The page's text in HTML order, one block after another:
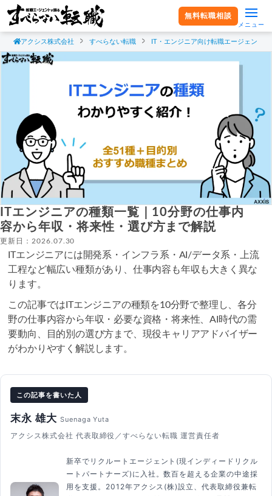
無料転職相談
メニュー
アクシス株式会社 すべらない転職 IT・エンジニア向け転職エージェント
ITエンジニアの種類一覧｜10分野の仕事内
容から年収・将来性・選び方まで解説
更新日：2026.07.30
ITエンジニアには開発系・インフラ系・AI/データ系・上流
工程など幅広い種類があり、仕事内容も年収も大きく異な
ります。
この記事ではITエンジニアの種類を10分野で整理し、各分
野の仕事内容から年収・必要な資格・将来性、AI時代の需
要動向、目的別の選び方まで、現役キャリアアドバイザー
がわかりやすく解説します。
この記事を書いた人
末永 雄大 Suenaga Yuta
アクシス株式会社 代表取締役／すべらない転職 運営責任者
新卒でリクルートエージェント(現インディードリクル
ートパートナーズ)に入社。数百を超える企業の中途採
用を支援。2012年アクシス(株)設立、代表取締役兼転